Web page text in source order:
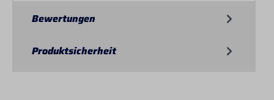
Bewertungen
Produktsicherheit